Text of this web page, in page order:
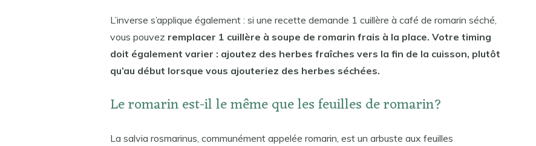
L’inverse s’applique également : si une recette demande 1 cuillère à café de romarin séché,
vous pouvez remplacer 1 cuillère à soupe de romarin frais à la place. Votre timing
doit également varier : ajoutez des herbes fraîches vers la fin de la cuisson, plutôt
qu’au début lorsque vous ajouteriez des herbes séchées.
Le romarin est-il le même que les feuilles de romarin?
La salvia rosmarinus, communément appelée romarin, est un arbuste aux feuilles